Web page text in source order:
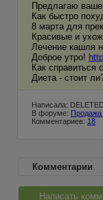
Предлагаю
Как быстро
8 марта для
Красивые и
Лечение кашля
Доброе утро!
Как справиться
Диета - стоит
Написала:
В форуме: Продажа
Комментариев: 18
Комментарии
Написать